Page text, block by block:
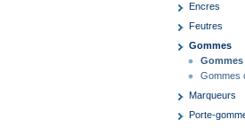
Encres
Feutres
Gommes
Gommes
Marqueurs
Porte-